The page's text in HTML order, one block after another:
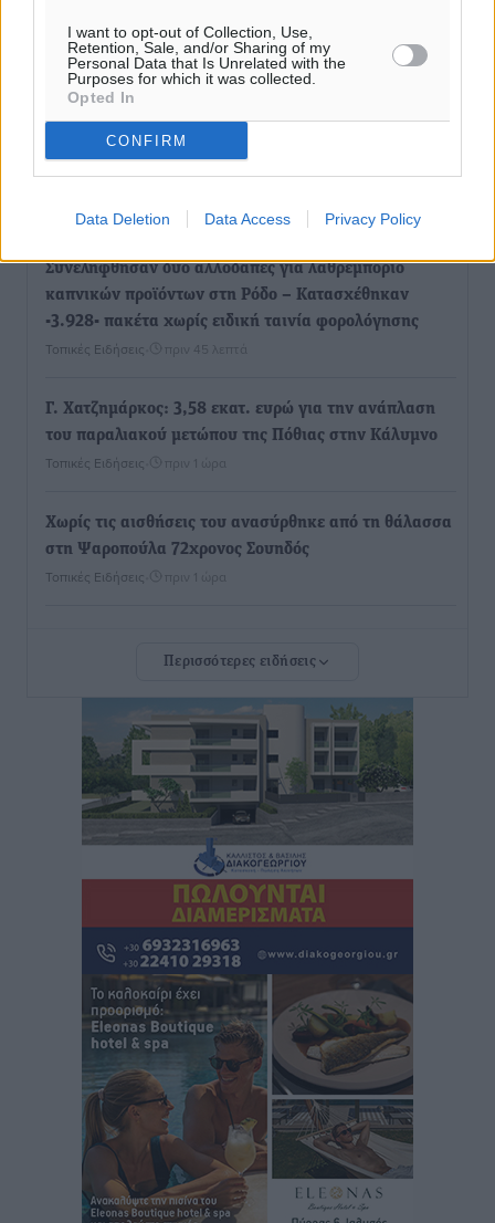
I want to opt-out of Collection, Use,
Retention, Sale, and/or Sharing of my
Personal Data that Is Unrelated with the
Purposes for which it was collected.
Opted In
CONFIRM
Data Deletion Data Access Privacy Policy
Συνελήφθη 73χρονος για διάθεση αλκοόλ σε
ανηλίκους στη Ρόδο
Τοπικές Ειδήσεις
Πραγματοποιήθηκαν 43.881 έλεγχοι και βεβαιώθηκαν
12.272 παραβάσεις από την αστυνομία τον Ιούλιο
πριν 29 λεπτά
Συνελήφθησαν δύο αλλοδαπές για λαθρεμπόριο
καπνικών προϊόντων στη Ρόδο – Κατασχέθηκαν
-3.928- πακέτα χωρίς ειδική ταινία φορολόγησης
Τοπικές Ειδήσεις πριν 45 λεπτά
Γ. Χατζημάρκος: 3,58 εκατ. ευρώ για την ανάπλαση
του παραλιακού μετώπου της Πόθιας στην Κάλυμνο
Τοπικές Ειδήσεις πριν 1 ώρα
Χωρίς τις αισθήσεις του ανασύρθηκε από τη θάλασσα
στη Ψαροπούλα 72χρονος Σουηδός
Τοπικές Ειδήσεις πριν 1 ώρα
στο ‘’Εξοικονομώ-Επιχειρώ’’ για τις επιχειρήσεις»
Σωματείο Συνταξιούχων ΙΚΑ Ρόδου: Ελλείψεις στη
Πρωτοβάθμια Φροντίδα Υγείας στο νησί μας
Τοπικές Ειδήσεις• πριν 2 ώρες
Προχωρά η ανάπλαση του παράκτιου μετώπου της
Πόθιας με χρηματοδότηση 3,58 εκατ. ευρώ από το
Τοπικές Ειδήσεις• πριν 2 ώρες
Την Παρασκευή 21 Αυγούστου η τελετή εγκαινίων
του νέου Περιφερειακού Πολυδύναμου Ιατρείου
Γενναδίου παρουσία του Άδωνι Γεωργιάδη
Τοπικές Ειδήσεις• πριν 2 ώρες
Στη Λέρο ο πρόεδρος του ΠΑΣΟΚ Νίκος Ανδρουλάκης
Τοπικές Ειδήσεις πριν 3 ώρες
Περισσότερες ειδήσεις